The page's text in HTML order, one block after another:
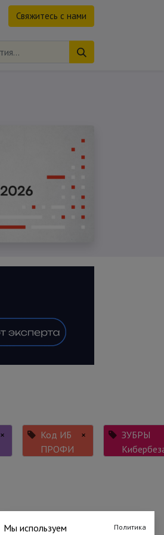
Свяжитесь с нами
×
Код ИБ
ПРОФИ
×
ЗУБРЫ
Мы используем
Политика